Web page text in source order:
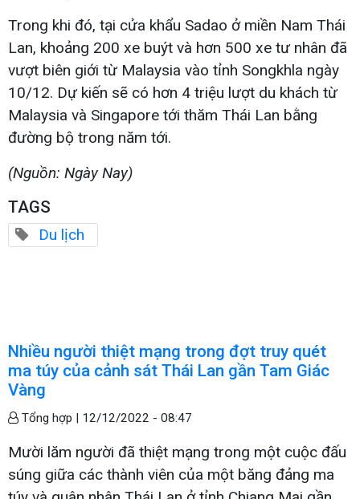
Trong khi đó, tại cửa khẩu Sadao ở miền Nam Thái
Lan, khoảng 200 xe buýt và hơn 500 xe tư nhân đã
vượt biên giới từ Malaysia vào tỉnh Songkhla ngày
10/12. Dự kiến sẽ có hơn 4 triệu lượt du khách từ
Malaysia và Singapore tới thăm Thái Lan bằng
đường bộ trong năm tới.
(Nguồn: Ngày Nay)
TAGS
Du lịch
Nhiều người thiệt mạng trong đợt truy quét
ma túy của cảnh sát Thái Lan gần Tam Giác
Vàng
Tổng hợp | 12/12/2022 - 08:47
Mười lăm người đã thiệt mạng trong một cuộc đấu
súng giữa các thành viên của một băng đảng ma